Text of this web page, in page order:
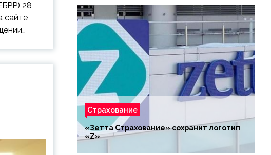
28
сайте
Страхование
«Зетта Страхование» сохранит логотип
«Z»